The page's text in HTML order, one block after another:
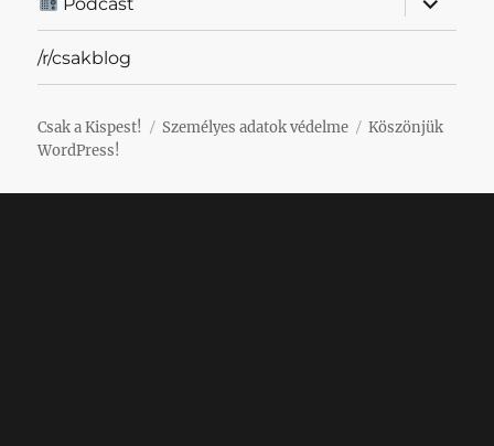
/r/csakblog
Csak a Kispest! Személyes adatok védelme
Köszönjük
WordPress!